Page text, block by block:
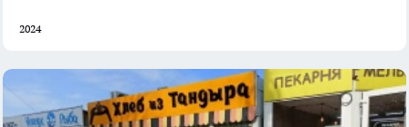
2024